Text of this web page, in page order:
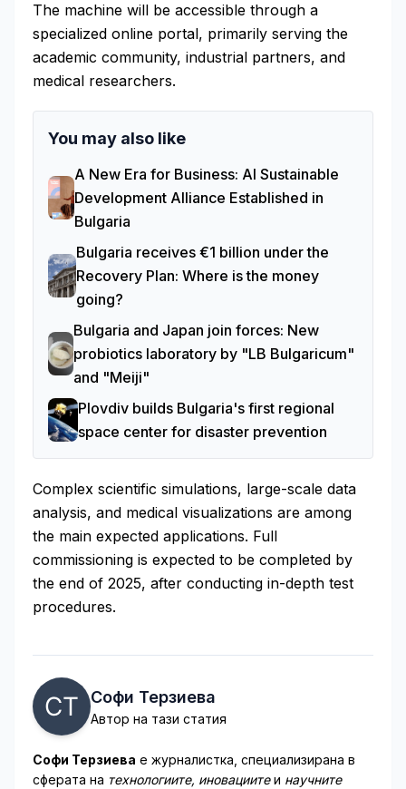
The machine will be accessible through a
specialized online portal, primarily serving the
academic community, industrial partners, and
medical researchers.
You may also like
A New Era for Business: AI Sustainable
Development Alliance Established in
Bulgaria
Bulgaria receives €1 billion under the
Recovery Plan: Where is the money
going?
Bulgaria and Japan join forces: New
probiotics laboratory by "LB Bulgaricum"
and "Meiji"
Plovdiv builds Bulgaria's first regional
space center for disaster prevention
Complex scientific simulations, large-scale data
analysis, and medical visualizations are among
the main expected applications. Full
commissioning is expected to be completed by
the end of 2025, after conducting in-depth test
procedures.
Софи Терзиева
Автор на тази статия
Софи Терзиева е журналистка, специализирана в
сферата на технологиите, иновациитеи научните